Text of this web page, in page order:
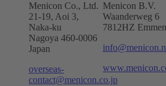
Menicon Co., Ltd.
21-19, Aoi 3,
Naka-ku
Nagoya 460-0006
Japan
overseas-
contact@menicon.co.jp
Menicon B.V.
Waanderweg 6
7812HZ Emmen